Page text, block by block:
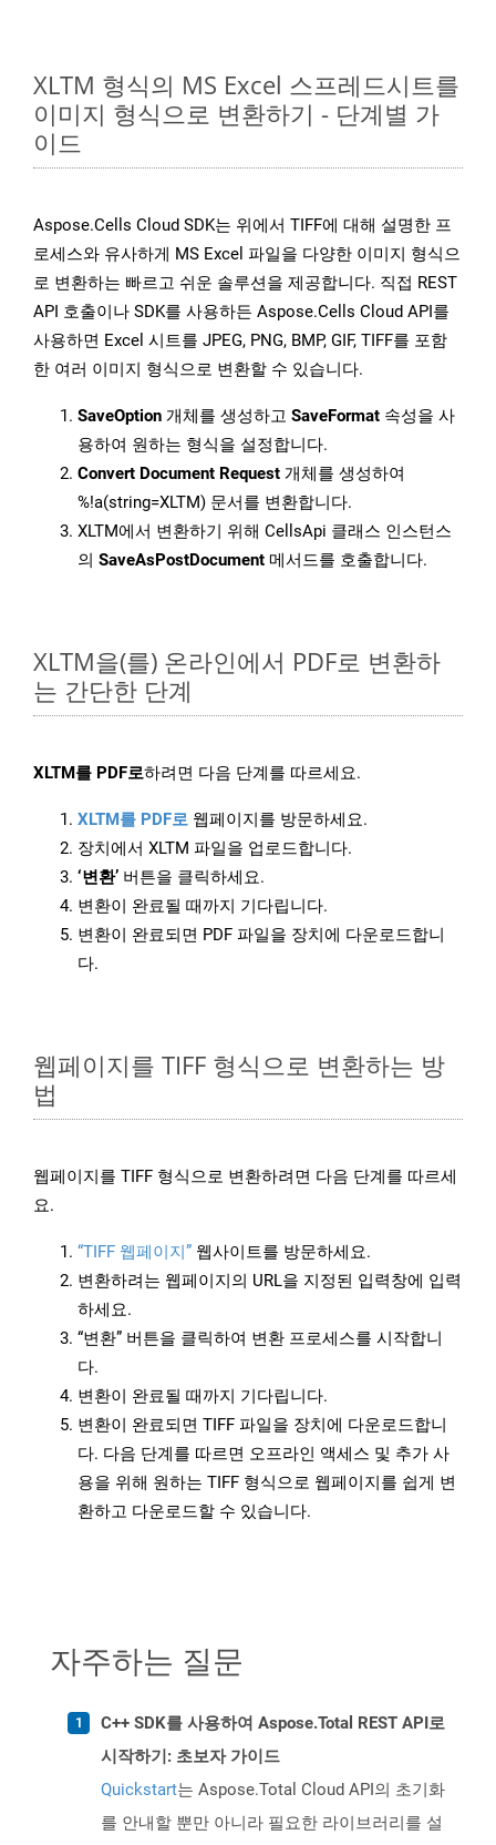
XLTM 형식의 MS Excel 스프레드시트를
이미지 형식으로 변환하기 - 단계별 가
이드
Aspose.Cells Cloud SDK는 위에서 TIFF에 대해 설명한 프
로세스와 유사하게 MS Excel 파일을 다양한 이미지 형식으
로 변환하는 빠르고 쉬운 솔루션을 제공합니다. 직접 REST
API 호출이나 SDK를 사용하든 Aspose.Cells Cloud API를
사용하면 Excel 시트를 JPEG, PNG, BMP, GIF, TIFF를 포함
한 여러 이미지 형식으로 변환할 수 있습니다.
SaveOption 개체를 생성하고 SaveFormat 속성을 사
용하여 원하는 형식을 설정합니다.
Convert Document Request 개체를 생성하여
%!a(string=XLTM) 문서를 변환합니다.
XLTM에서 변환하기 위해 CellsApi 클래스 인스턴스
의 SaveAsPostDocument 메서드를 호출합니다.
XLTM을(를) 온라인에서 PDF로 변환하
는 간단한 단계
XLTM를 PDF로하려면 다음 단계를 따르세요.
XLTM를 PDF로 웹페이지를 방문하세요.
장치에서 XLTM 파일을 업로드합니다.
‘변환’ 버튼을 클릭하세요.
변환이 완료될 때까지 기다립니다.
변환이 완료되면 PDF 파일을 장치에 다운로드합니
다.
웹페이지를 TIFF 형식으로 변환하는 방
법
웹페이지를 TIFF 형식으로 변환하려면 다음 단계를 따르세
요.
“TIFF 웹페이지” 웹사이트를 방문하세요.
변환하려는 웹페이지의 URL을 지정된 입력창에 입력
하세요.
“변환” 버튼을 클릭하여 변환 프로세스를 시작합니
다.
변환이 완료될 때까지 기다립니다.
변환이 완료되면 TIFF 파일을 장치에 다운로드합니
다. 다음 단계를 따르면 오프라인 액세스 및 추가 사
용을 위해 원하는 TIFF 형식으로 웹페이지를 쉽게 변
환하고 다운로드할 수 있습니다.
자주하는 질문
C++ SDK를 사용하여 Aspose.Total REST API로
시작하기: 초보자 가이드
Quickstart는 Aspose.Total Cloud API의 초기화
를 안내할 뿐만 아니라 필요한 라이브러리를 설